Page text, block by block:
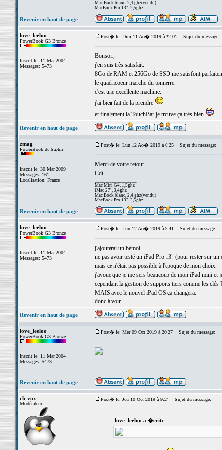
Mac Book blanc, 2,4 ghz(vendu)
MacBook Pro 13", 2,5ghz
Revenir en haut de page
love_leeloo
PowerBook G3 Bronze
Inscrit le: 11 Mar 2004
Messages: 5473
Post� le: Dim 11 Ao� 2019 à 22:01 Sujet du message:
Bonsoir,
j'en suis très satisfait.
8Go de RAM et 256Go de SSD me satisfont
le quadricoeur marche du tonnerre.
c'est une excellente machine.
j'ai bien fait de la prendre
et finalement la TouchBar je trouve ça très bien
Revenir en haut de page
zmag
PowerBook de Saphir
Inscrit le: 30 Mar 2009
Messages: 161
Localisation: France
Post� le: Lun 12 Ao� 2019 à 0:25 Sujet du message:
Merci de votre retour.
Cdt
Mac Mini G4, 1,5ghz
iMac 27", 3,4ghz
Mac Book blanc, 2,4 ghz(vendu)
MacBook Pro 13", 2,5ghz
Revenir en haut de page
love_leeloo
PowerBook G3 Bronze
Inscrit le: 11 Mar 2004
Messages: 5473
Post� le: Lun 12 Ao� 2019 à 9:41 Sujet du message:
j'ajouterai un bémol.
ne pas avoir testé un iPad Pro 13" (pour rester sur
mais ce n'était pas possible à l'époque de mon choix.
j'avoue que je me sers beaucoup de mon iPad mini et
cependant la gestion de supports tiers comme les clés
MAIS avec le nouvel iPad OS ça changera.
donc à voir.
Revenir en haut de page
love_leeloo
PowerBook G3 Bronze
Inscrit le: 11 Mar 2004
Messages: 5473
Post� le: Mer 09 Oct 2019 à 20:27 Sujet du message:
Revenir en haut de page
ch-vox
Modérateur
Post� le: Jeu 10 Oct 2019 à 9:24 Sujet du message:
love_leeloo a �crit: